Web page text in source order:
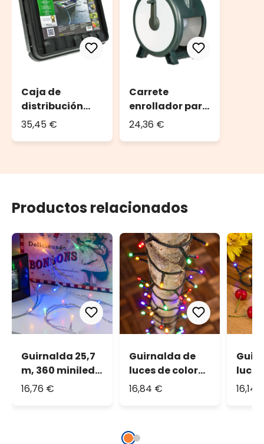
Caja de
distribución
DRiBOX
35,45 €
Carrete
enrollador para
guirnaldas de
24,36 €
Productos relacionados
Guirnalda 25,7
m, 360 miniled
multicolor plus,
16,76 €
Guirnalda de
luces de colores
20 m
16,84 €
luces
16,14